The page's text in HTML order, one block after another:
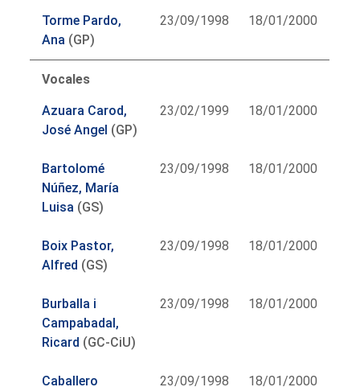
Torme Pardo,
Ana (GP)
23/09/1998 18/01/2000
Vocales
Azuara Carod,
José Angel (GP)
23/02/1999 18/01/2000
Bartolomé
Núñez, María
Luisa (GS)
23/09/1998 18/01/2000
Boix Pastor,
Alfred (GS)
23/09/1998 18/01/2000
Burballa i
Campabadal,
Ricard (GC-CiU)
23/09/1998 18/01/2000
Caballero 23/09/1998 18/01/2000